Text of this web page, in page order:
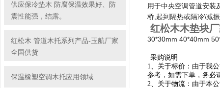
供应保冷垫木 防腐保温效果好、防
震性能强，结露。
红松木 管道木托系列产品-玉航厂家
全国供货
保温橡塑空调木托应用领域
用于中央空调管道安装
桥,起到隔热或隔冷\减
红松木木垫块
30*30mm 40*40mm
采购说明
1、关于标价：由于我
参考，如需下单，务必
2、关于物流：由于本